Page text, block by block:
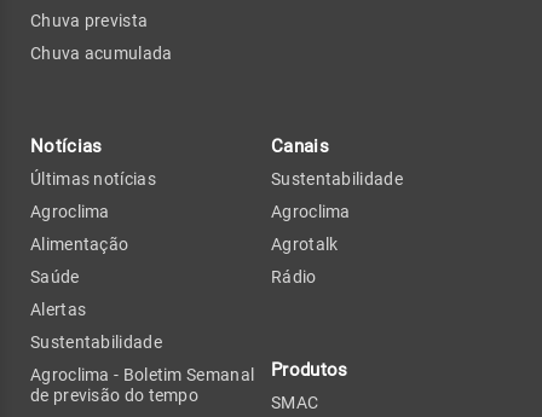
Chuva prevista
Chuva acumulada
Notícias
Últimas notícias
Agroclima
Alimentação
Saúde
Alertas
Sustentabilidade
Agroclima - Boletim Semanal
de previsão do tempo
Canais
Sustentabilidade
Agroclima
Agrotalk
Rádio
Produtos
SMAC